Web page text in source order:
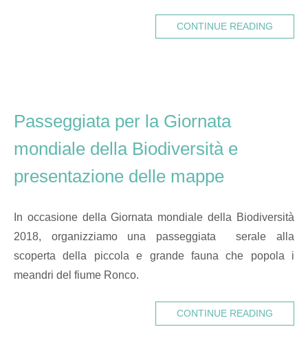
CONTINUE READING
Passeggiata per la Giornata
mondiale della Biodiversità e
presentazione delle mappe
In occasione della Giornata mondiale della Biodiversità
2018, organizziamo una passeggiata serale alla
scoperta della piccola e grande fauna che popola i
meandri del fiume Ronco.
CONTINUE READING